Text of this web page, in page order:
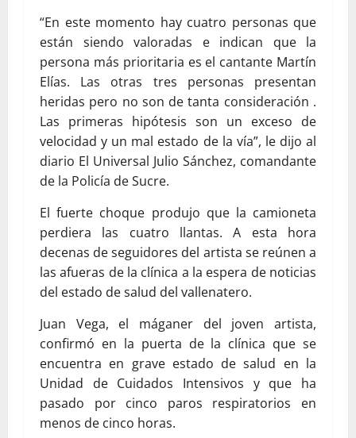
“En este momento hay cuatro personas que
están siendo valoradas e indican que la
persona más prioritaria es el cantante Martín
Elías. Las otras tres personas presentan
heridas pero no son de tanta consideración .
Las primeras hipótesis son un exceso de
velocidad y un mal estado de la vía”, le dijo al
diario El Universal Julio Sánchez, comandante
de la Policía de Sucre.
El fuerte choque produjo que la camioneta
perdiera las cuatro llantas. A esta hora
decenas de seguidores del artista se reúnen a
las afueras de la clínica a la espera de noticias
del estado de salud del vallenatero.
Juan Vega, el máganer del joven artista,
confirmó en la puerta de la clínica que se
encuentra en grave estado de salud en la
Unidad de Cuidados Intensivos y que ha
pasado por cinco paros respiratorios en
menos de cinco horas.